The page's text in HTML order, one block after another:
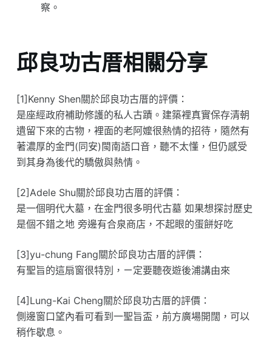
察。
邱良功古厝相關分享
[1]Kenny Shen關於邱良功古厝的評價：
是座經政府補助修護的私人古蹟。建築裡真實保存清朝
遺留下來的古物，裡面的老阿嬤很熱情的招待，隨然有
著濃厚的金門(同安)閩南語口音，聽不太懂，但仍感受
到其身為後代的驕傲與熱情。
[2]Adele Shu關於邱良功古厝的評價：
是一個明代大墓，在金門很多明代古墓 如果想探討歷史
是個不錯之地 旁邊有合泉商店，不起眼的蛋餅好吃
[3]yu-chung Fang關於邱良功古厝的評價：
有聖旨的這扇窗很特別，ㄧ定要聽夜遊後浦講由來
[4]Lung-Kai Cheng關於邱良功古厝的評價：
側邊窗口望內看可看到一聖旨盃，前方廣場開闊，可以
稍作歇息。